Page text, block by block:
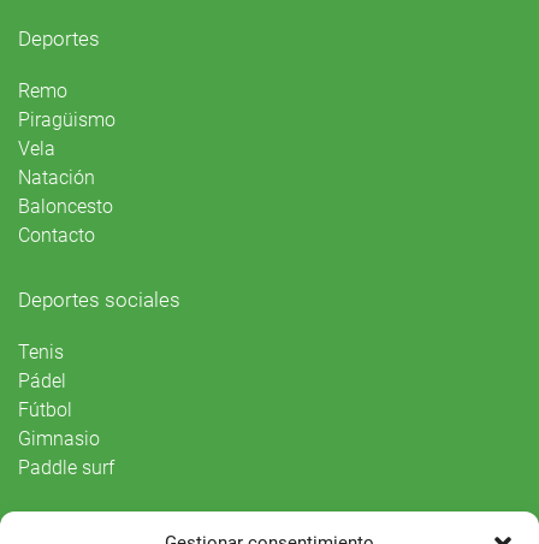
Deportes
Remo
Piragüismo
Vela
Natación
Baloncesto
Contacto
Deportes sociales
Tenis
Pádel
Fútbol
Gimnasio
Paddle surf